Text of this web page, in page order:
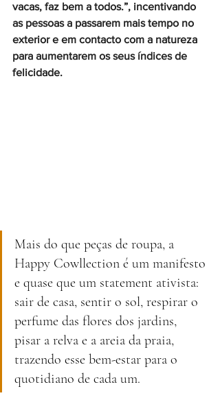
vacas, faz bem a todos.”, incentivando
as pessoas a passarem mais tempo no
exterior e em contacto com a natureza
para aumentarem os seus índices de
felicidade.
Mais do que peças de roupa, a
Happy Cowllection é um manifesto
e quase que um statement ativista:
sair de casa, sentir o sol, respirar o
perfume das flores dos jardins,
pisar a relva e a areia da praia,
trazendo esse bem-estar para o
quotidiano de cada um.